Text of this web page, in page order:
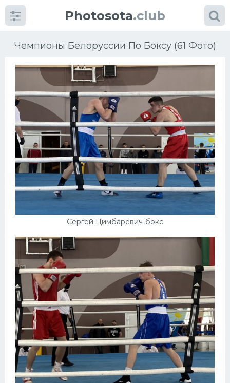
Photosota.club
Чемпионы Белоруссии По Боксу (61 Фото)
Сергей Цимбаревич-бокс
КатегорииФото
Еще картинки...
Футбол
Баскетбол
Конькобежный спорт
Тренажеры
Интерьер квартиры